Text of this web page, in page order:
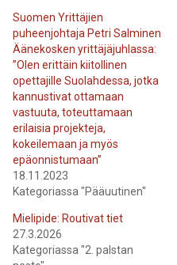
Suomen Yrittäjien
puheenjohtaja Petri Salminen
Äänekosken yrittäjäjuhlassa:
”Olen erittäin kiitollinen
opettajille Suolahdessa, jotka
kannustivat ottamaan
vastuuta, toteuttamaan
erilaisia projekteja,
kokeilemaan ja myös
epäonnistumaan”
18.11.2023
Kategoriassa "Pääuutinen"
Mielipide: Routivat tiet
27.3.2026
Kategoriassa "2. palstan